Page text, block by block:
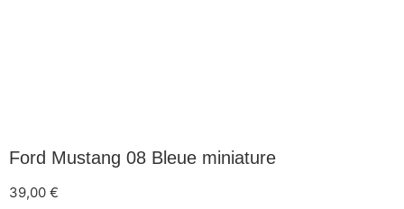
Ford Mustang 08 Bleue miniature
39,00 €